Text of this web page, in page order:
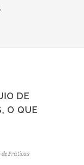
DE
O QUE
de Práticas